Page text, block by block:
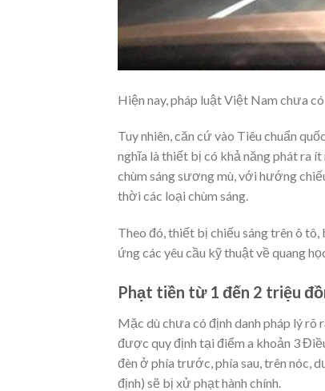
Hiện nay, pháp luật Việt Nam chưa có
Tuy nhiên, căn cứ vào Tiêu chuẩn
nghĩa là thiết bị có khả năng phát ra ít
chùm sáng sương mù, với hướng
thời các loại chùm sáng.
Theo đó, thiết bị chiếu sáng trên ô
ứng các yêu cầu kỹ thuật về quang
Phạt tiền từ 1 đến 2 triệu
Mặc dù chưa có định danh pháp lý rõ
được quy định tại điểm a khoản 3
đèn ở phía trước, phía sau, trên nóc,
định) sẽ bị xử phạt hành chính.